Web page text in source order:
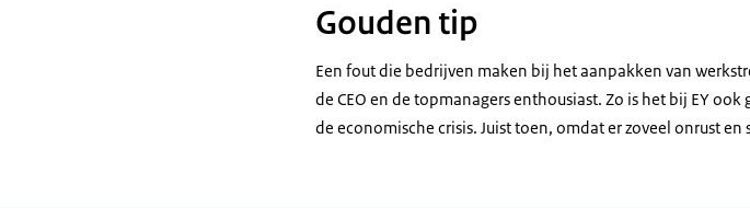
Gouden tip
Een fout die bedrijven maken bij het aanpakken van
de CEO en de topmanagers enthousiast. Zo is het bij EYook
de economische crisis. Juist toen, omdat er zoveel onrust